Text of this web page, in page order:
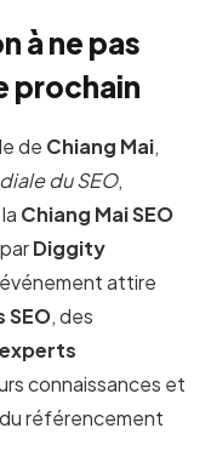
à ne pas
prochain
de Chiang Mai,
du SEO,
Chiang Mai SEO
Diggity
attire
, des
experts
connaissances et
référencement